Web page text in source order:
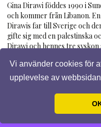
Vi använder cookies för
upplevelse av webbsidan
Gina Dirawi föddes 1990 i
och kommer från Libanon.
Dirawis far till Sverige och
gifte sig med en palestinska
Dirawi och hennes tre
farfar var imam i Sundsvall
gick hon gymnasieskolans
statsvetenskap och retorik
hedersförtryck.
© 2026